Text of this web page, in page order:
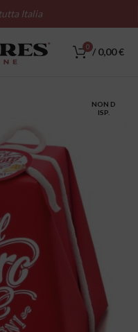
0 / 0,00€
NON D
ISP.
Italia